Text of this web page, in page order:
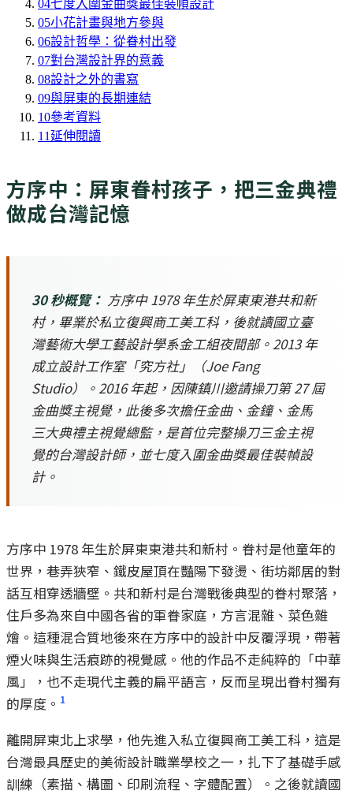
04七度入圍金曲獎最佳裝幀設計
05小花計畫與地方參與
06設計哲學：從眷村出發
07對台灣設計界的意義
08設計之外的書寫
09與屏東的長期連結
10參考資料
11 延伸閱讀
方序中：屏東眷村孩子，把三金典禮
做成台灣記憶
30 秒概覽： 方序中 1978 年生於屏東東港共和新
村，畢業於私立復興商工美工科，後就讀國立臺
灣藝術大學工藝設計學系金工組夜間部。2013 年
成立設計工作室「究方社」（Joe Fang
Studio）。2016 年起，因陳鎮川邀請操刀第 27 屆
金曲獎主視覺，此後多次擔任金曲、金鐘、金馬
三大典禮主視覺總監，是首位完整操刀三金主視
覺的台灣設計師，並七度入圍金曲獎最佳裝幀設
計。
方序中 1978 年生於屏東東港共和新村。眷村是他童年的
世界，巷弄狹窄、鐵皮屋頂在豔陽下發燙、街坊鄰居的對
話互相穿透牆壁。共和新村是台灣戰後典型的眷村聚落，
住戶多為來自中國各省的軍眷家庭，方言混雜、菜色雜
燴。這種混合質地後來在方序中的設計中反覆浮現，帶著
煙火味與生活痕跡的視覺感。他的作品不走純粹的「中華
風」，也不走現代主義的扁平語言，反而呈現出眷村獨有
的厚度。 1
離開屏東北上求學，他先進入私立復興商工美工科，這是
台灣最具歷史的美術設計職業學校之一，扎下了基礎手感
訓練（素描、構圖、印刷流程、字體配置）。之後就讀國